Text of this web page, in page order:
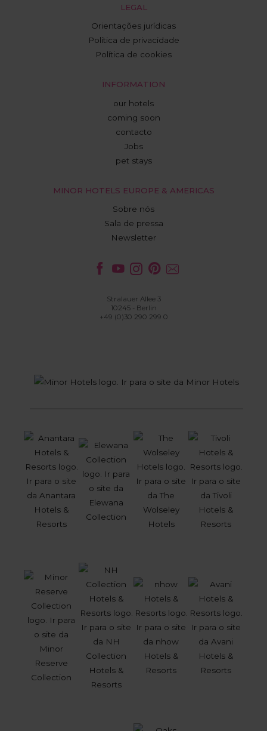
LEGAL
Orientações jurídicas
Política de privacidade
Política de cookies
INFORMATION
our hotels
coming soon
contacto
Jobs
pet stays
MINOR HOTELS EUROPE & AMERICAS
Sobre nós
Sala de pressa
Newsletter
Stralauer Allee 3
10245 - Berlin
+49 (0)30 290 299 0